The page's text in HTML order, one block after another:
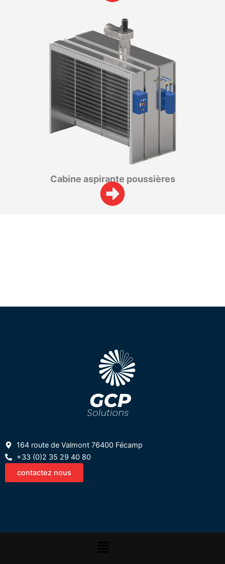
Cabine aspirante poussières
164 route de Valmont 76400 Fécamp
+33 (0)2 35 29 40 80
contactez nous